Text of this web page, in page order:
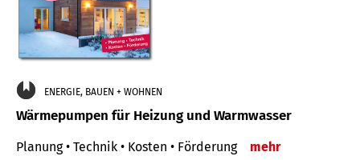
ENERGIE, BAUEN + WOHNEN
Wärmepumpen für Heizung und Warmwasser
Planung • Technik • Kosten • Förderung mehr